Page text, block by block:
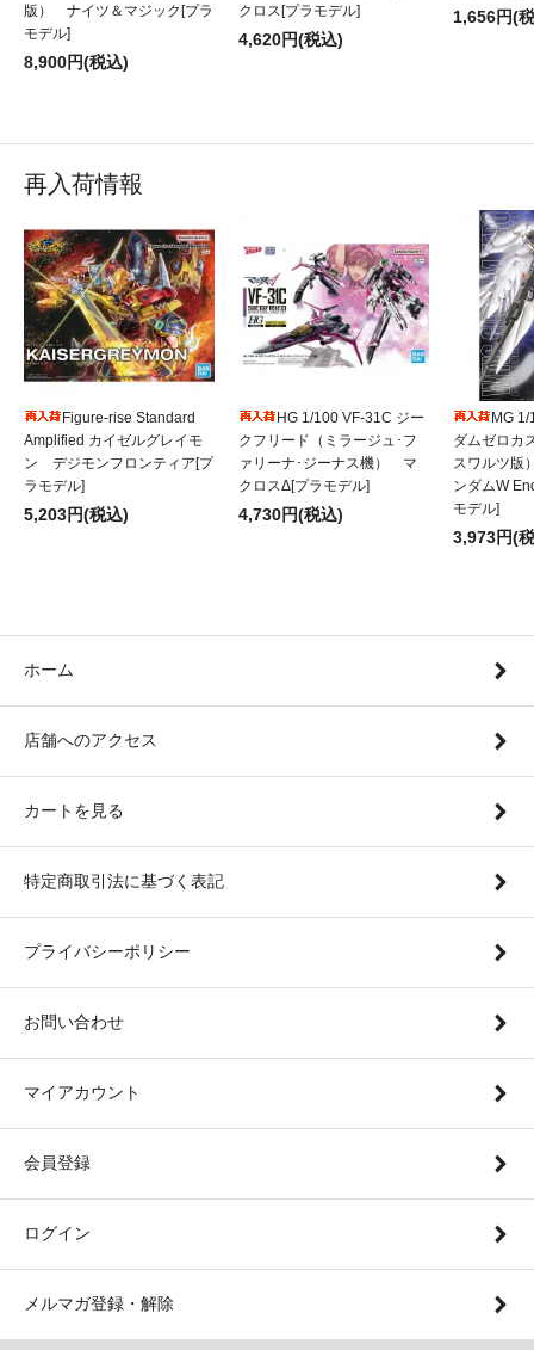
版） ナイツ＆マジック[プラ
モデル]
8,900円(税込)
クロス[プラモデル]
4,620円(税込)
1,656円(
再入荷情報
Figure-rise Standard
Amplified カイゼルグレイモ
ン デジモンフロンティア[プ
ラモデル]
5,203円(税込)
HG 1/100 VF-31C ジー
クフリード（ミラージュ･フ
ァリーナ･ジーナス機） マ
クロスΔ[プラモデル]
4,730円(税込)
MG
ダムゼロカ
スワルツ版
ンダムW
モデル]
3,973円(
ホーム
店舗へのアクセス
カートを見る
特定商取引法に基づく表記
プライバシーポリシー
お問い合わせ
マイアカウント
会員登録
ログイン
メルマガ登録・解除